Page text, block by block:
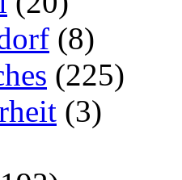
(8)
(225)
(3)